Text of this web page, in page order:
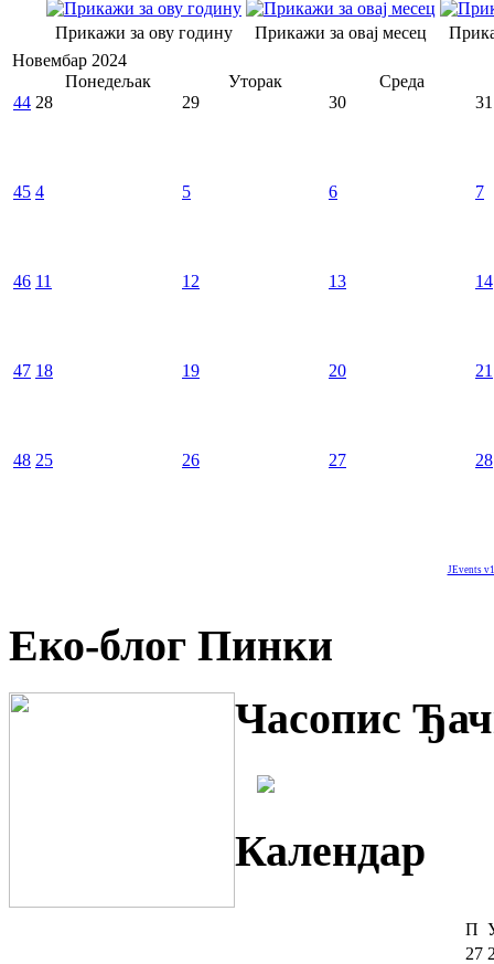
Прикажи за ову годину Прикажи за овај месец
Новембар 2024
Понедељак
Уторак
Среда
44 28 29 30 31
45 4 5 6 7
46 11 12 13 14
47 18 19 20 21
48 25 26 27 28
JEvents
Еко-блог Пинки
Часопис
Календар
П
27